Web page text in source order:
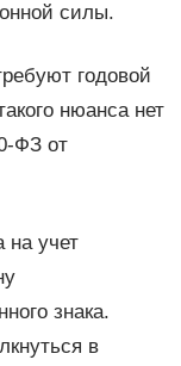
силы.
годовой
нюанса нет
ФЗ от
на учет
знака.
в